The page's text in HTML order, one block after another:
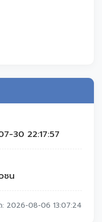
SDG4, SDG10
30 22:17:57
ชน
: 2026-08-06 13:07:24